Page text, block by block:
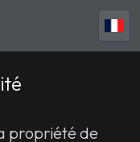
propriété de